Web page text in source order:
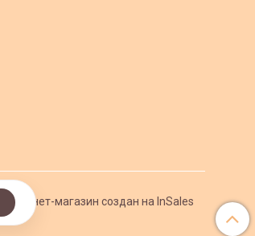
Интернет-магазин создан на InSales